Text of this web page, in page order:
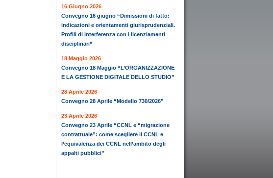
16 Giugno 2026
Convegno 16 giugno “Dimissioni di fatto:
indicazioni e orientamenti giurisprudenziali.
Profili di interferenza con i licenziamenti
disciplinari”
18 Maggio 2026
Convegno 18 Maggio “L’ORGANIZZAZIONE
E LA GESTIONE DIGITALE DELLO STUDIO”
28 Aprile 2026
Convegno 28 Aprile “Modello 730/2026”
23 Aprile 2026
Convegno 23 Aprile “CCNL e “migrazione
contrattuale”: come scegliere il CCNL e
l’equivalenza dei CCNL nell’ambito degli
appalti pubblici”